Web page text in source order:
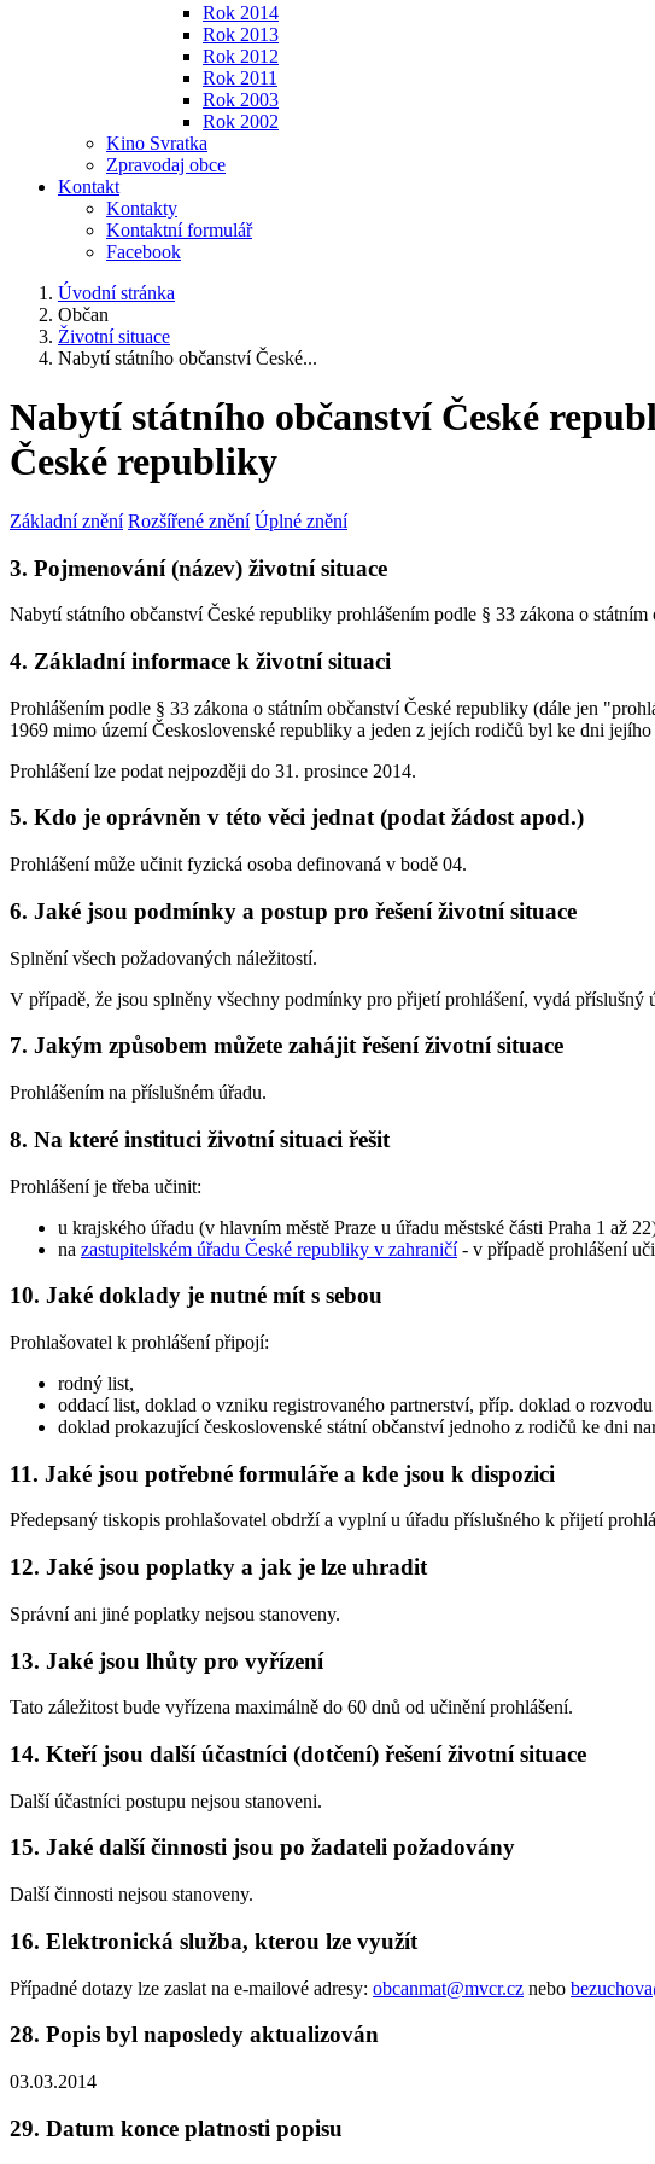
Rok 2014
Rok 2013
Rok 2012
Rok 2011
Rok 2003
Rok 2002
Kino Svratka
Zpravodaj obce
Kontakt
Kontakty
Kontaktní formulář
Facebook
Úvodní stránka
Občan
Životní situace
Nabytí státního občanství České...
Nabytí státního občanství České
České republiky
Základní znění Rozšířené znění Úplné znění
3. Pojmenování (název) životní situace
Nabytí státního občanství České republiky prohlášením podle § 33 zákona o
4. Základní informace k životní situaci
Prohlášením podle § 33 zákona o státním občanství České republiky (dále jen
1969 mimo území Československé republiky a jeden z jejích rodičů byl ke dni
Prohlášení lze podat nejpozději do 31. prosince 2014.
5. Kdo je oprávněn v této věci jednat (podat žádost apod.)
Prohlášení může učinit fyzická osoba definovaná v bodě 04.
6. Jaké jsou podmínky a postup pro řešení životní situace
Splnění všech požadovaných náležitostí.
V případě, že jsou splněny všechny podmínky pro přijetí prohlášení, vydá
7. Jakým způsobem můžete zahájit řešení životní situace
Prohlášením na příslušném úřadu.
8. Na které instituci životní situaci řešit
Prohlášení je třeba učinit:
u krajského úřadu (v hlavním městě Praze u úřadu městské části Praha 1 až
na zastupitelském úřadu České republiky v zahraničí- v případě prohlášení
10. Jaké doklady je nutné mít s sebou
Prohlašovatel k prohlášení připojí:
rodný list,
oddací list, doklad o vzniku registrovaného partnerství, příp. doklad o
doklad prokazující československé státní občanství jednoho z rodičů ke dni
11. Jaké jsou potřebné formuláře a kde jsou k dispozici
Předepsaný tiskopis prohlašovatel obdrží a vyplní u úřadu příslušného k přijetí
12. Jaké jsou poplatky a jak je lze uhradit
Správní ani jiné poplatky nejsou stanoveny.
13. Jaké jsou lhůty pro vyřízení
Tato záležitost bude vyřízena maximálně do 60 dnů od učinění prohlášení.
14. Kteří jsou další účastníci (dotčení) řešení životní situace
Další účastníci postupu nejsou stanoveni.
15. Jaké další činnosti jsou po žadateli požadovány
Další činnosti nejsou stanoveny.
16. Elektronická služba, kterou lze využít
Případné dotazy lze zaslat na e-mailové adresy: obcanmat@mvcr.cz nebo
28. Popis byl naposledy aktualizován
03.03.2014
29. Datum konce platnosti popisu